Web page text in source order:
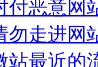
付恶意网
勿走进网
站最近的